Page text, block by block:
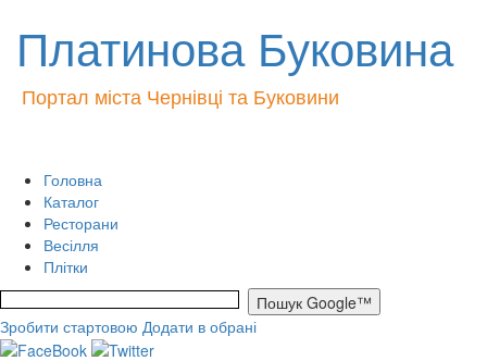
Платинова Буковина
Портал міста Чернівці та Буковини
Головна
Каталог
Ресторани
Весілля
Плітки
Зробити стартовою Додати в обрані